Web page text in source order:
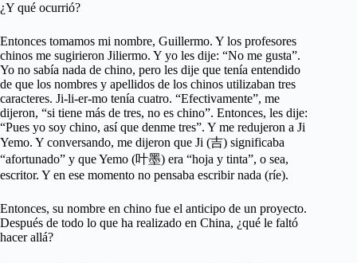
¿Y qué ocurrió?
Entonces tomamos mi nombre, Guillermo. Y los profesores
chinos me sugirieron Jiliermo. Y yo les dije: “No me gusta”.
Yo no sabía nada de chino, pero les dije que tenía entendido
de que los nombres y apellidos de los chinos utilizaban tres
caracteres. Ji-li-er-mo tenía cuatro. “Efectivamente”, me
dijeron, “si tiene más de tres, no es chino”. Entonces, les dije:
“Pues yo soy chino, así que denme tres”. Y me redujeron a Ji
Yemo. Y conversando, me dijeron que Ji (吉) significaba
“afortunado” y que Yemo (叶墨) era “hoja y tinta”, o sea,
escritor. Y en ese momento no pensaba escribir nada (ríe).
Entonces, su nombre en chino fue el anticipo de un proyecto.
Después de todo lo que ha realizado en China, ¿qué le faltó
hacer allá?